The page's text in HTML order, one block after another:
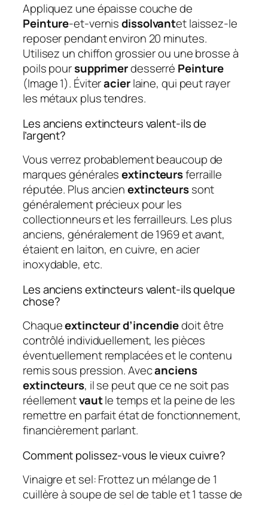
Appliquez une épaisse couche de
Peinture-et-vernisdissolvantet laissez-le
reposer pendant environ 20 minutes.
Utilisez un chiffon grossier ou une brosse à
poils poursupprimerdesserré Peinture
(Image 1). Éviteracierlaine, qui peut rayer
les métaux plus tendres.
Les anciens extincteurs valent-ils de
l’argent?
Vous verrez probablement beaucoup de
marques généralesextincteursferraille
réputée. Plus ancienextincteurssont
généralement précieux pour les
collectionneurs et les ferrailleurs. Les plus
anciens, généralement de 1969 et avant,
étaient en laiton, en cuivre, en acier
inoxydable, etc.
Les anciens extincteurs valent-ils quelque
chose?
Chaqueextincteur d’incendiedoit être
contrôlé individuellement, les pièces
éventuellement remplacées et le contenu
remis sous pression. Avecanciens
extincteurs, il se peut que ce ne soit pas
réellementvautle temps et la peine de les
remettre en parfait état de fonctionnement,
financièrement parlant.
Comment polissez-vous le vieux cuivre?
Vinaigre et sel: Frottez un mélange de 1
cuillère à soupe de sel de table et 1 tasse de